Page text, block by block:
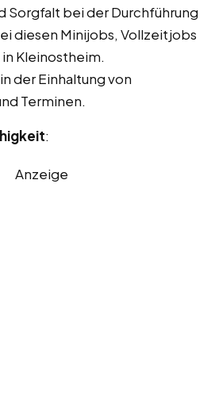
Sorgfalt bei der Durchführung
diesen Minijobs, Vollzeitjobs
Kleinostheim.
der Einhaltung von
Terminen.
:
Anzeige